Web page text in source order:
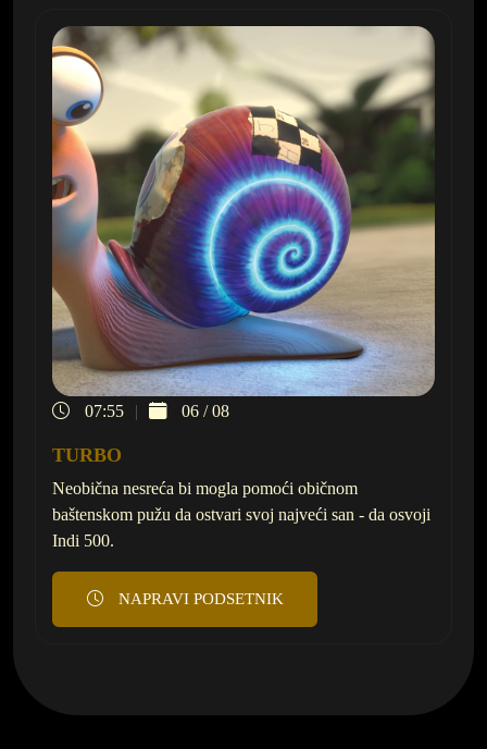
07:55 06 / 08
TURBO
Neobična nesreća bi mogla pomoći običnom
baštenskom pužu da ostvari svoj najveći san - da osvoji
Indi 500.
NAPRAVI PODSETNIK